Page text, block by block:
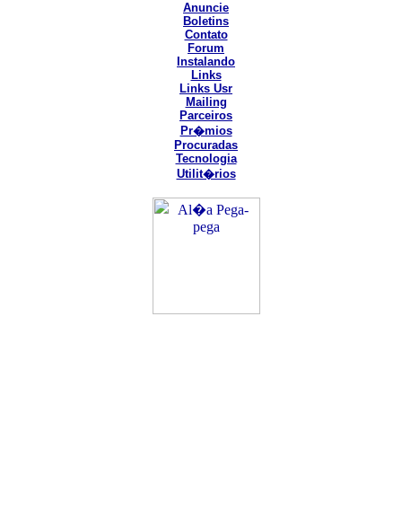
Anuncie
Boletins
Contato
Forum
Instalando
Links
Links Usr
Mailing
Parceiros
Pr�mios
Procuradas
Tecnologia
Utilit�rios